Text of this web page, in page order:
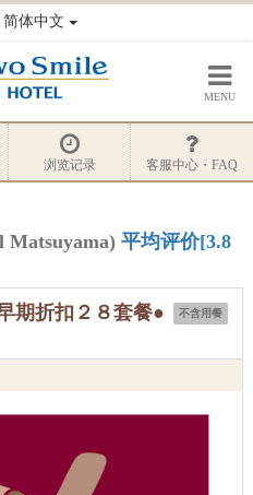
体中文
MENU
浏览记录 客服中心・FAQ
Matsuyama) 平均评价[3.8
不含用餐
期折扣２８套餐●